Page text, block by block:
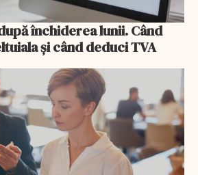
închiderea lunii. Când
și când deduci TVA